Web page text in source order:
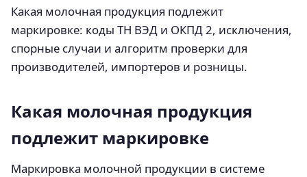
Какая молочная продукция подлежит
маркировке: коды ТН ВЭД и ОКПД 2, исключения,
спорные случаи и алгоритм проверки для
производителей, импортеров и розницы.
Какая молочная продукция
подлежит маркировке
Маркировка молочной продукции в системе